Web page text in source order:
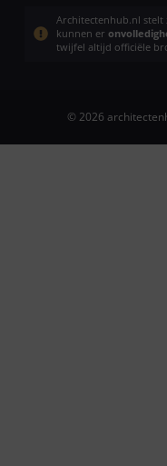
Architectenhub.nl stelt
kunnen er
twijfel altijd officiële
© 2026